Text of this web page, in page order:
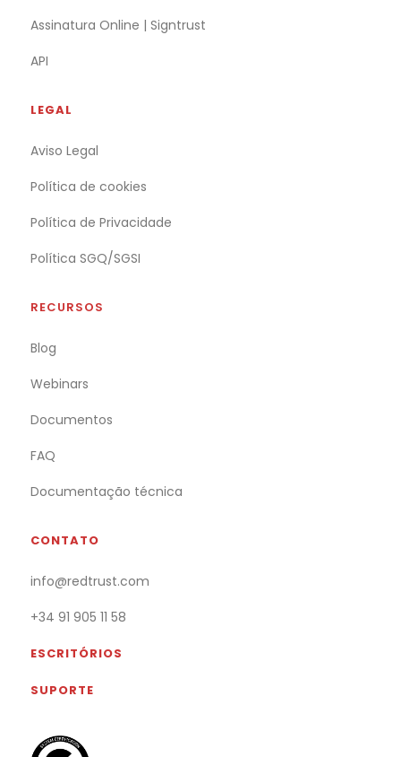
Assinatura Online | Signtrust
API
LEGAL
Aviso Legal
Política de cookies
Política de Privacidade
Política SGQ/SGSI
RECURSOS
Blog
Webinars
Documentos
FAQ
Documentação técnica
CONTATO
info@redtrust.com
+34 91 905 11 58
ESCRITÓRIOS
SUPORTE